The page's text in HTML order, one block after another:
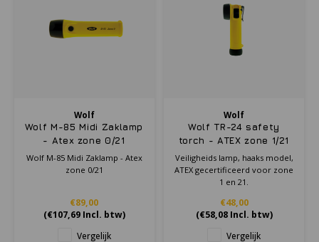
Wolf
Wolf M-85 Midi Zaklamp
- Atex zone 0/21
Wolf M-85 Midi Zaklamp - Atex
zone 0/21
€89,00
(€107,69Incl. btw)
Vergelijk
Wolf
Wolf TR-24 safety
torch - ATEX zone 1/21
Veiligheids lamp, haaks model,
ATEX gecertificeerd voor zone
1 en 21 .
€48,00
(€58,08Incl. btw)
Vergelijk